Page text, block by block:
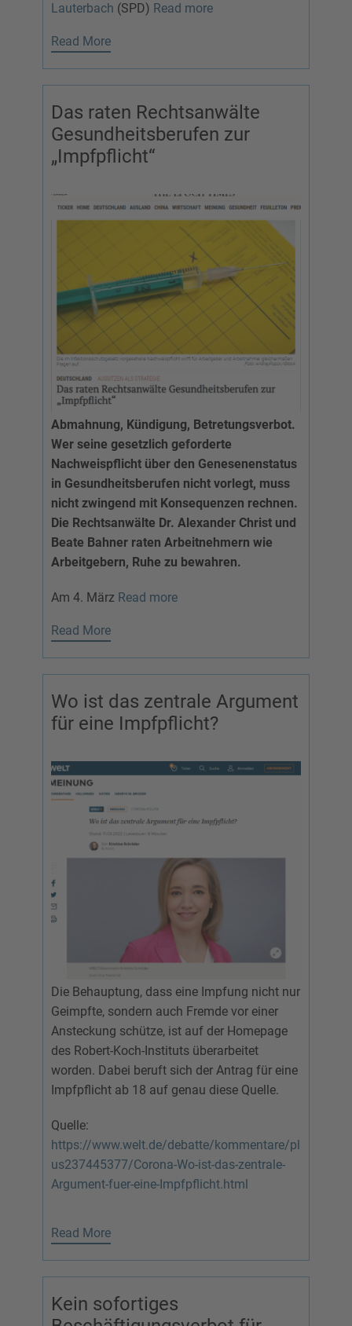
Lauterbach (SPD) Read more
Read More
Das raten Rechtsanwälte
Gesundheitsberufen zur
„Impfpflicht“
Abmahnung, Kündigung, Betretungsverbot.
Wer seine gesetzlich geforderte
Nachweispflicht über den Genesenenstatus
in Gesundheitsberufen nicht vorlegt, muss
nicht zwingend mit Konsequenzen rechnen.
Die Rechtsanwälte Dr. Alexander Christ und
Beate Bahner raten Arbeitnehmern wie
Arbeitgebern, Ruhe zu bewahren.
Am 4. März Read more
Read More
Wo ist das zentrale Argument
für eine Impfpflicht?
Die Behauptung, dass eine Impfung nicht nur
Geimpfte, sondern auch Fremde vor einer
Ansteckung schütze, ist auf der Homepage
des Robert-Koch-Instituts überarbeitet
worden. Dabei beruft sich der Antrag für eine
Impfpflicht ab 18 auf genau diese Quelle.
Quelle:
https://www.welt.de/debatte/kommentare/pl
us237445377/Corona-Wo-ist-das-zentrale-
Argument-fuer-eine-Impfpflicht.html
Read More
Kein sofortiges